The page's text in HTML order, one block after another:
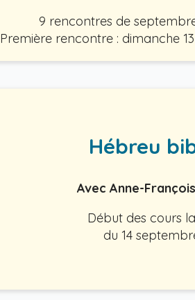
9 rencontres de
Première rencontre : dimanche
Hébreu
Avec Anne-
Début des cours
du 14